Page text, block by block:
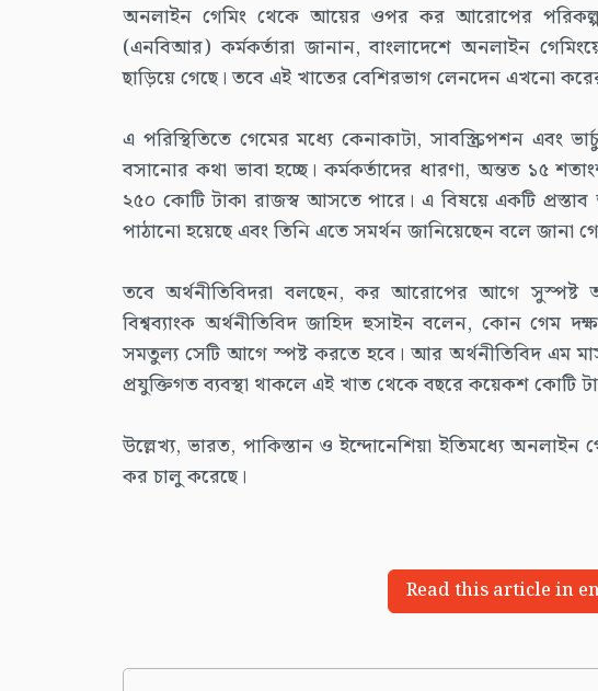
অনলাইন গেমিং থেকে আয়ের ওপর কর আরোপের
(এনবিআর) কর্মকর্তারা জানান, বাংলাদেশে অনলাইন
ছাড়িয়ে গেছে। তবে এই খাতের বেশিরভাগ লেনদেন এখনো
এ পরিস্থিতিতে গেমের মধ্যে কেনাকাটা, সাবস্ক্রিপশন এবং
বসানোর কথা ভাবা হচ্ছে। কর্মকর্তাদের ধারণা, অন্তত ১৫
২৫০ কোটি টাকা রাজস্ব আসতে পারে। এ বিষয়ে একটি
পাঠানো হয়েছে এবং তিনি এতে সমর্থন জানিয়েছেন বলে জানা
তবে অর্থনীতিবিদরা বলছেন, কর আরোপের আগে সুস্পষ্ট
বিশ্বব্যাংক অর্থনীতিবিদ জাহিদ হুসাইন বলেন, কোন গেম
সমতুল্য সেটি আগে স্পষ্ট করতে হবে। আর অর্থনীতিবিদ এম
প্রযুক্তিগত ব্যবস্থা থাকলে এই খাত থেকে বছরে কয়েকশ কোটি
উল্লেখ্য, ভারত, পাকিস্তান ও ইন্দোনেশিয়া ইতিমধ্যে
কর চালু করেছে।
Read this article in